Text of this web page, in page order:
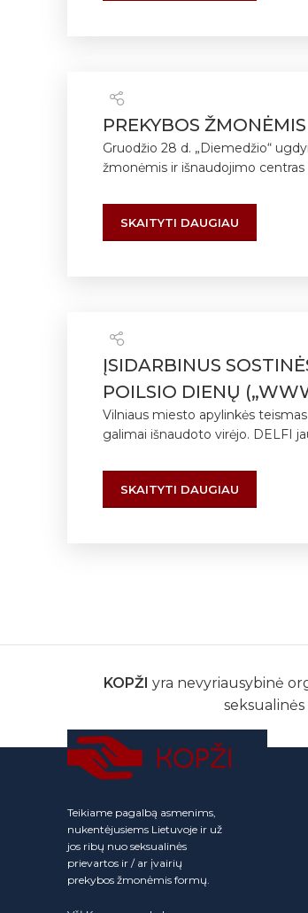
PREKYBOS
Gruodžio 28 d. „Diemedžio“
žmonėmis ir išnaudojimo
SKAITYTI DAUGIAU
ĮSIDARBINUS
POILSIO DIENŲ
Vilniaus miesto apylinkės
galimai išnaudoto virėjo. DELFI
SKAITYTI DAUGIAU
KOPŽI yra nevyriausybinė
Teikiame pagalbą asmenims,
nukentėjusiems Lietuvoje ir už
jos ribų nuo seksualinės
prievartos ir / ar įvairių
prekybos žmonėmis formų.